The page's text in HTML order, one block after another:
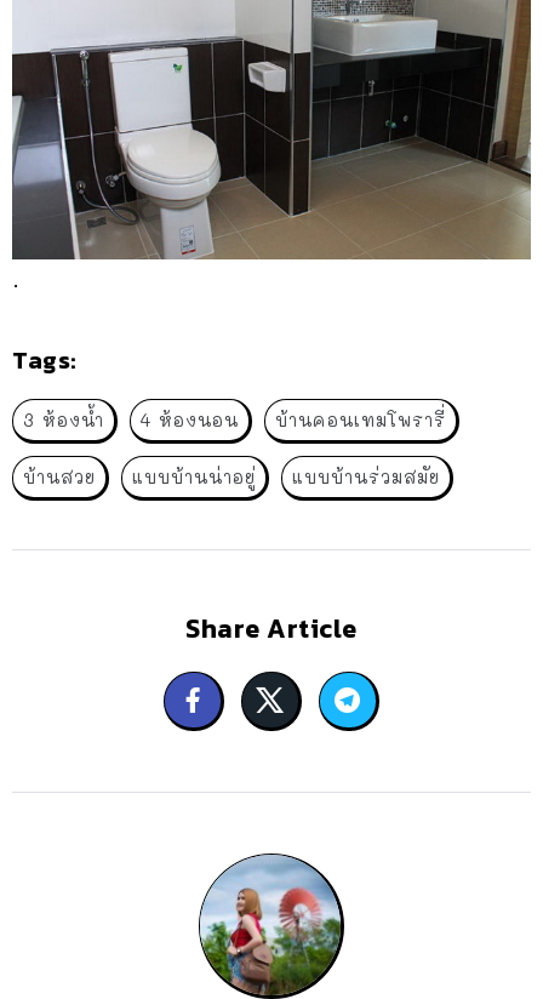
.
Tags:
3 ห้องน้ำ 4 ห้องนอน บ้านคอนเทมโพรารี่
บ้านสวย แบบบ้านน่าอยู่ แบบบ้านร่วมสมัย
Share Article